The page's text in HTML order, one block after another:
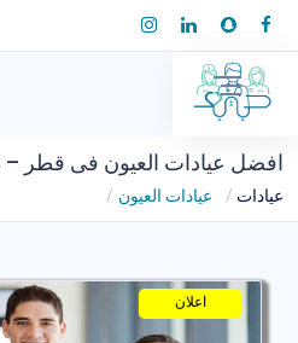
افضل عيادات العيون فى قطر –
عيادات عيادات العيون
اعلان